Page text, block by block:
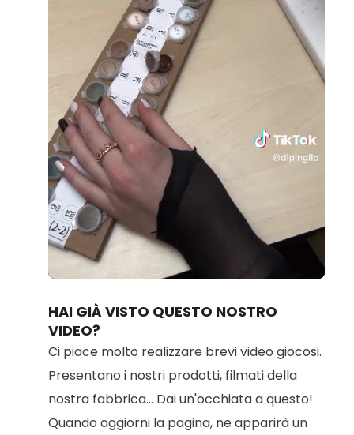
Loaded
100.00%
HAI GIÀ VISTO QUESTO NOSTRO
VIDEO?
Ci piace molto realizzare brevi video giocosi.
Presentano i nostri prodotti, filmati della
nostra fabbrica... Dai un'occhiata a questo!
Quando aggiorni la pagina, ne apparirà un